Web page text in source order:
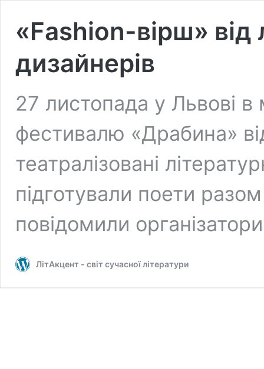
«Fashion-вірш» від
дизайнерів
27 листопада у Львові
фестивалю «Драбина»
театралізовані
підготували поети
повідомили
ЛітАкцент - світ сучасної літератури